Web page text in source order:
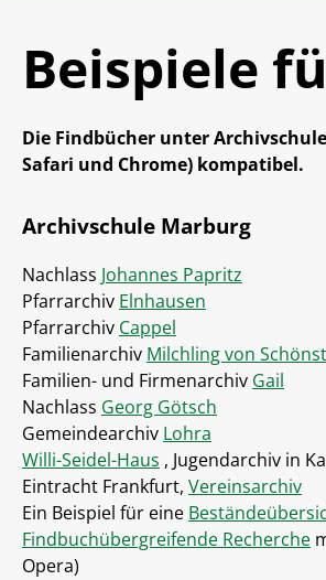
Beispiele
Die Findbücher unter
Safari und Chrome) kompatibel.
Archivschule Marburg
Nachlass Johannes Papritz
Pfarrarchiv Elnhausen
Pfarrarchiv Cappel
Familienarchiv Milchling von
Familien- und Firmenarchiv Gail
Nachlass Georg Götsch
Gemeindearchiv Lohra
Willi-Seidel-Haus , Jugendarchiv in
Eintracht Frankfurt, Vereinsarchiv
Ein Beispiel für eine
Findbuchübergreifende Recherche
Opera)